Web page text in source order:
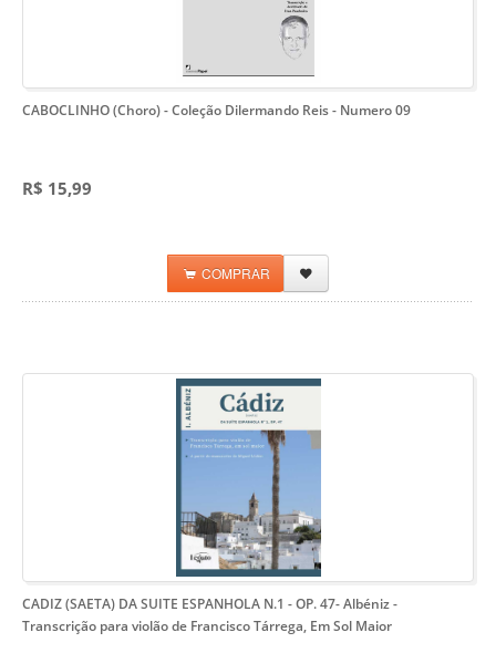
CABOCLINHO (Choro)- Coleção Dilermando Reis - Numero 09
R$ 15,99
COMPRAR
CADIZ (SAETA) DA SUITE ESPANHOLA N.1 - OP. 47- Albéniz-
Transcrição para violão de Francisco Tárrega, Em Sol Maior